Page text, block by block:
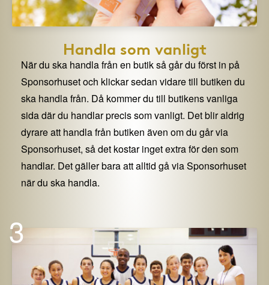
Handla som vanligt
När du ska handla från en butik så går du först in på
Sponsorhuset och klickar sedan vidare till butiken du
ska handla från. Då kommer du till butikens vanliga
sida där du handlar precis som vanligt. Det blir aldrig
dyrare att handla från butiken även om du går via
Sponsorhuset, så det kostar inget extra för den som
handlar. Det gäller bara att alltid gå via Sponsorhuset
när du ska handla.
3